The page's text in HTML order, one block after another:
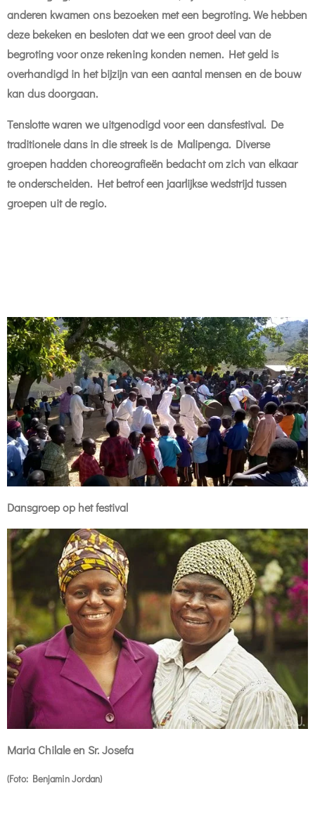
anderen kwamen ons bezoeken met een begroting. We hebben
deze bekeken en besloten dat we een groot deel van de
begroting voor onze rekening konden nemen. Het geld is
overhandigd in het bijzijn van een aantal mensen en de bouw
kan dus doorgaan.
Tenslotte waren we uitgenodigd voor een dansfestival. De
traditionele dans in die streek is de Malipenga. Diverse
groepen hadden choreografieën bedacht om zich van elkaar
te onderscheiden. Het betrof een jaarlijkse wedstrijd tussen
groepen uit de regio.
Dansgroep op het festival
Maria Chilale en Sr. Josefa
(Foto: Benjamin Jordan)